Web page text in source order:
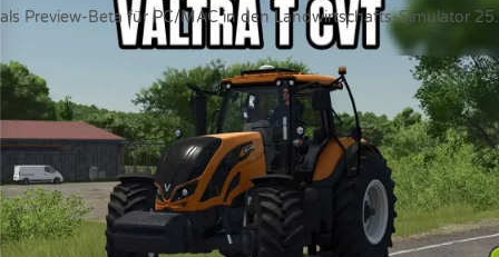
als Preview-Beta für PC/MAC in den Landwirtschafts-Simulator 25.
Die detaillierte FBM-Modifikation des Autors ls_oldtimer bietet
vielseitige Baas-Frontlader-Optionen und umfangreiche
Konfigurationen für Liebhaber klassischer Agrartechnik. Mod
Informationen Autor: ls_oldtimer Version: 1.0.0.0 Größe: 13,50
MB Plattform: PC/MAC Shop-Kategorie: Oldtimer...